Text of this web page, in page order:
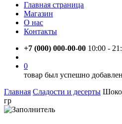
Главная страница
Магазин
О нас
Контакты
+7 (000) 000-00-00 10:00 -
0
товар был успешно
Главная Сладости и десерты
гр